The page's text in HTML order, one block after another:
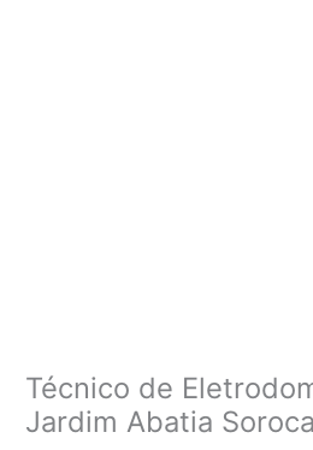
Técnico de
Jardim Abatia